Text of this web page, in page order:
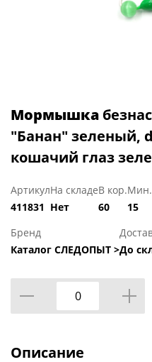
Мормышка
"Банан" зеленый,
кошачий глаз
Артикул
411831
На складе
Нет
В кор.
60
15
Бренд
Каталог СЛЕДОПЫТ >До
Описание